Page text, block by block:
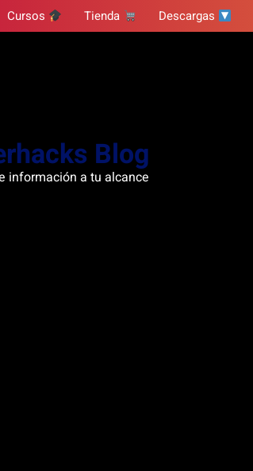
Cursos Tienda Descargas
Blog
información a tu alcance